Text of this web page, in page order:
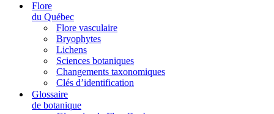
Flore
du Québec
Flore vasculaire
Bryophytes
Lichens
Sciences botaniques
Changements taxonomiques
Clés d’identification
Glossaire
de botanique